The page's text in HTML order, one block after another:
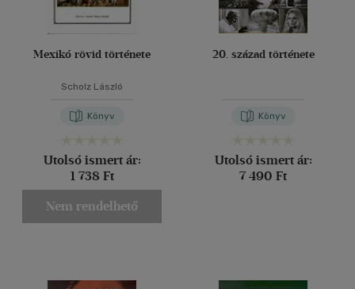
Mexikó rövid története
Scholz László
Könyv
Utolsó ismert ár:
1 738 Ft
Nem rendelhető
20. század története
Könyv
Utolsó ismert ár:
7 490 Ft